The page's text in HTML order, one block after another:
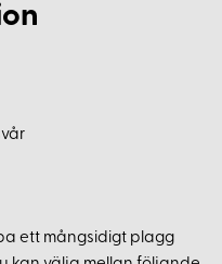
ett mångsidigt plagg